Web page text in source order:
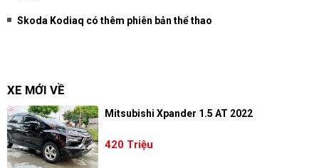
Skoda Kodiaq có thêm phiên bản thể thao
XE MỚI VỀ
Mitsubishi Xpander 1.5 AT 2022
420 Triệu